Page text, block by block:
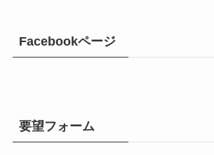
Facebookページ
要望フォーム